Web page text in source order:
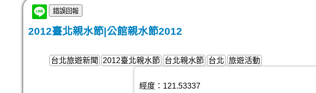
2012臺北親水節|公館親水節2012
台北旅遊新聞 2012臺北親水節 台北親水節 台北 旅遊活動
經度：121.53337